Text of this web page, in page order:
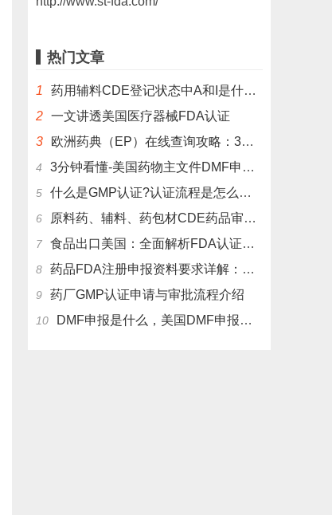
热门文章
1
药用辅料CDE登记状态中A和I是什么意思？
2 一文讲透美国医疗器械FDA认证
3
欧洲药典（EP）在线查询攻略：3分钟掌握官方数据库使用技巧
4 3分钟看懂-美国药物主文件DMF申报流程和管理制度
5 什么是GMP认证?认证流程是怎么样的？
6 原料药、辅料、药包材CDE药品审评中心登记注册流程
7 食品出口美国：全面解析FDA认证流程及关键注意事项
8 药品FDA注册申报资料要求详解：从法规到实操
9 药厂GMP认证申请与审批流程介绍
10 DMF申报是什么，美国DMF申报有几种分类，药物主文件备案流程介绍